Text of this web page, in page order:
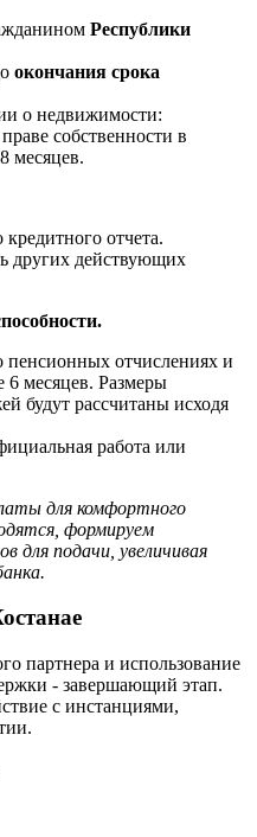
Республики
окончания срока
о недвижимости:
собственности в
месяцев.
отчета.
других действующих
пенсионных отчислениях и
6 месяцев. Размеры
будут рассчитаны исходя
работа или
для комфортного
формируем
для подачи, увеличивая
партнера и использование
- завершающий этап.
с инстанциями,